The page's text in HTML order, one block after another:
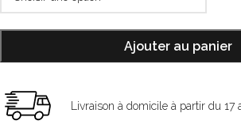
Ajouter au panier
Livraison à domicile à partir du 17